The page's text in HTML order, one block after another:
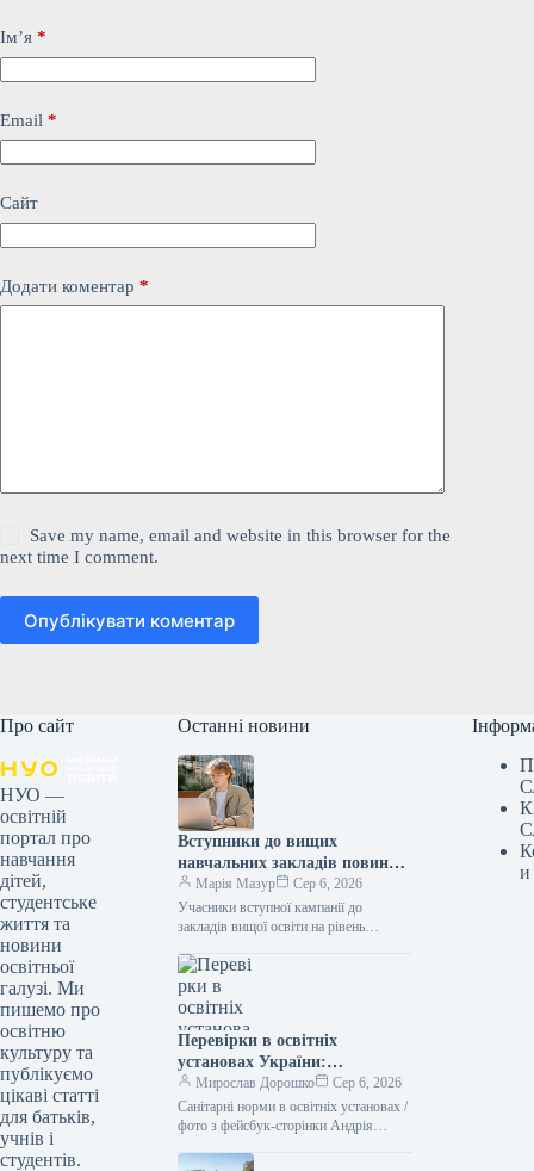
Ім’я *
Email *
Сайт
Додати коментар *
Save my name, email and website in this browser for the
next time I comment.
Опублікувати коментар
Про сайт
НУО —
освітній
портал про
навчання
дітей,
студентське
життя та
новини
освітньої
галузі. Ми
пишемо про
освітню
культуру та
публікуємо
цікаві статті
для батьків,
учнів і
студентів.
Останні новини
Вступники до вищих
навчальних закладів повинні
виконати умови для
зарахування до 11 серпня.
Марія Мазур
Сер 6, 2026
Учасники вступної кампанії до
закладів вищої освіти на рівень
рекомендацію щодо зарахування на
бюджетні або контрактні місця…
Перевірки в освітніх
установах України:
відповідність санітарним
нормам
Мирослав Дорошко
Сер 6, 2026
Санітарні норми в освітніх установах /
фото з фейсбук-сторінки Андрія
поточного року Державна служба по
и